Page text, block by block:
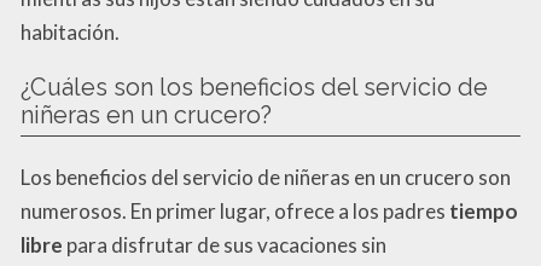
habitación.
¿Cuáles son los beneficios del servicio de
niñeras en un crucero?
Los beneficios del servicio de niñeras en un crucero son
numerosos. En primer lugar, ofrece a los padres tiempo
libre para disfrutar de sus vacaciones sin